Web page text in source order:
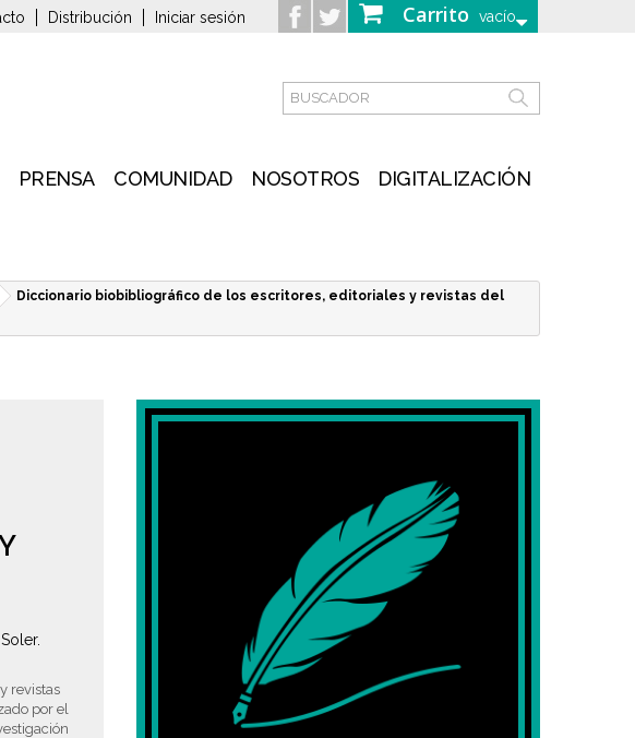
Carrito vacío
Distribución Iniciar sesión
PRENSA COMUNIDAD NOSOTROS DIGITALIZACIÓN
Diccionario biobibliográfico de los escritores, editoriales y revistas del
revistas
por el